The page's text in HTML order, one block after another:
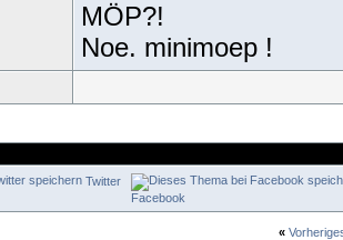
MÖP?!
Noe. minimoep !
Twitter
Facebook
«